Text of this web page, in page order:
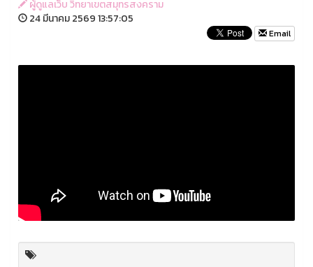
ผู้ดูแลเว็บ วิทยาเขตสมุทรสงคราม
24 มีนาคม 2569 13:57:05
Email